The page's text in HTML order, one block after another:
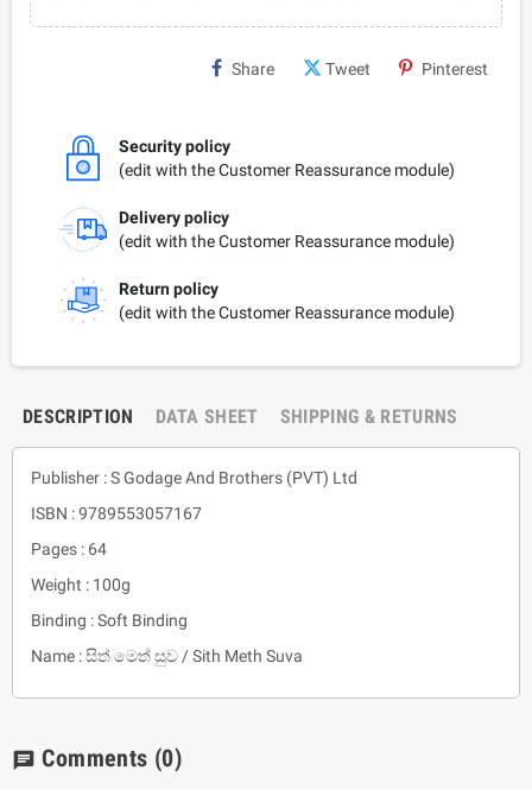
Share Tweet Pinterest
Security policy
(edit with the Customer Reassurance module)
Delivery policy
(edit with the Customer Reassurance module)
Return policy
(edit with the Customer Reassurance module)
DESCRIPTION DATA SHEET SHIPPING & RETURNS
Publisher : S Godage And Brothers (PVT) Ltd
ISBN : 9789553057167
Pages : 64
Weight : 100g
Binding : Soft Binding
Name : සිත් මෙත් සුව / Sith Meth Suva
chat Comments (0)